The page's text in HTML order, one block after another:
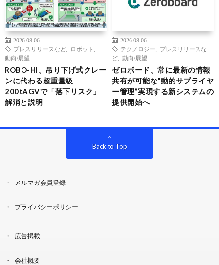
2026.08.06
プレスリリースなど
ロボット
動向/展望
ROBO-HI、吊り下げ式クレー
ンに代わる超重量級
200tAGVで「落下リスク」
解消と説明
2026.08.06
テクノロジー
プレスリリースな
ど
動向/展望
ゼロボード、常に最新の情報
共有が可能な“動的サプライヤ
ー管理”実現する新システムの
提供開始へ
Back to Top
メルマガ会員登録
プライバシーポリシー
広告掲載
会社概要